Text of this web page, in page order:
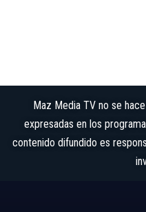
Maz Media TV no se
expresadas en los
contenido difundido es